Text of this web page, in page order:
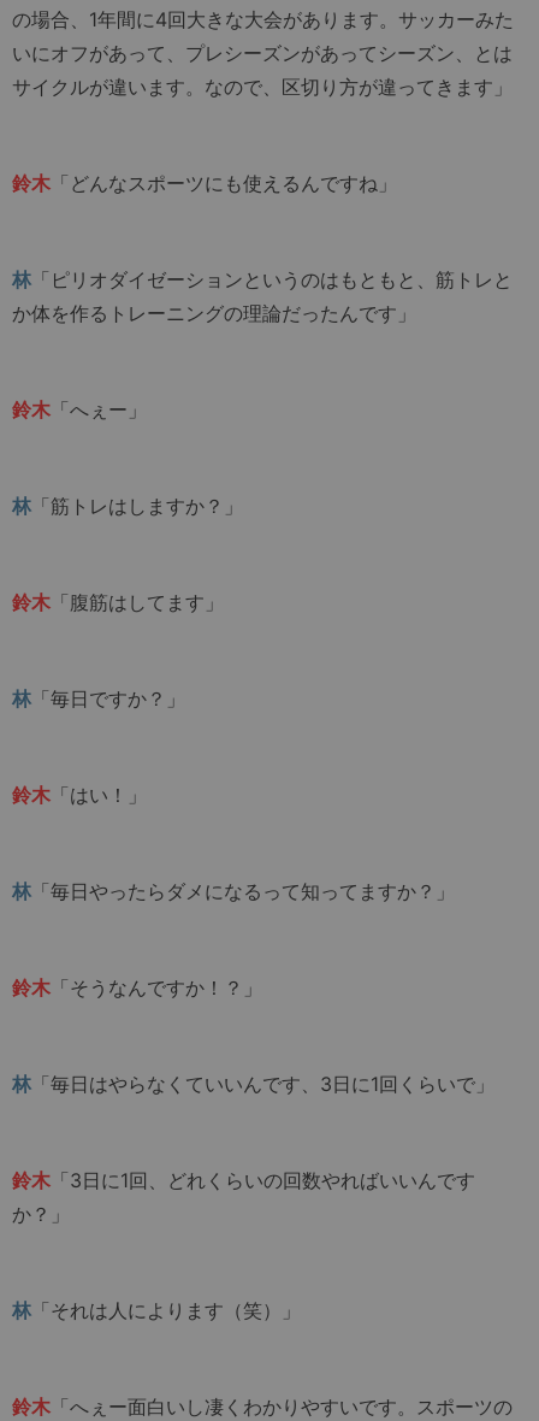
の場合、1年間に4回大きな大会があります。サッカーみた
いにオフがあって、プレシーズンがあってシーズン、とは
サイクルが違います。なので、区切り方が違ってきます」
鈴木 「どんなスポーツにも使えるんですね」
林 「ピリオダイゼーションというのはもともと、筋トレと
か体を作るトレーニングの理論だったんです」
鈴木 「へぇー」
林 「筋トレはしますか？」
鈴木 「腹筋はしてます」
林 「毎日ですか？」
鈴木 「はい！」
林 「毎日やったらダメになるって知ってますか？」
鈴木 「そうなんですか！？」
林 「毎日はやらなくていいんです、3日に1回くらいで」
鈴木 「3日に1回、どれくらいの回数やればいいんです
か？」
林 「それは人によります（笑）」
鈴木 「へぇー面白いし凄くわかりやすいです。スポーツの